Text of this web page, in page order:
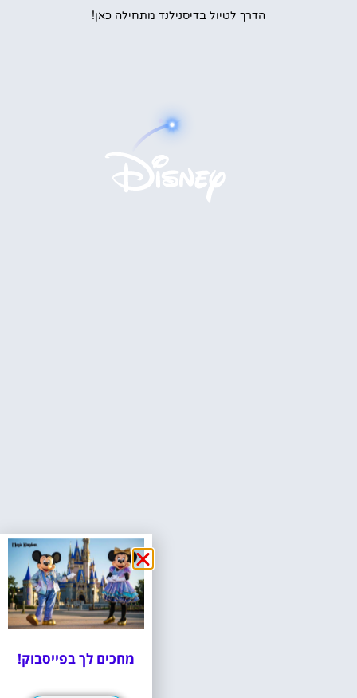
הדרך לטיול בדיסנילנד מתחילה כאן!
מחכים לך בפייסבוק!